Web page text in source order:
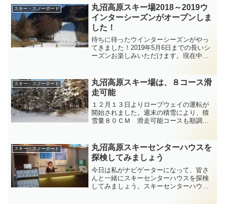
スキー・スノーボード
丸沼高原スキー場2018～2019ウ
インターシーズンがオープンしま
した！
待ちに待ったウインターシーズンがやっ
てきました！2019年5月6日までの長いシ
ーズンお楽しみいただけます。現在中央
す。バイオレットコースが滑走可能とな
っております。只今...
スキー・スノーボード
丸沼高原スキー場は、８コース滑
走可能
１２月１３日よりロープウェイの運転が
開始されました。週末の積雪により、積
雪量８０ＣＭ 滑走可能コースも順調に
ット、イエロー、ブルーコースが滑れる
ようになりました。カレン...
スキー・スノーボード
丸沼高原スキーセンターハウスを
探検してみましょう
今日は私がナビゲーターになって、皆さ
んと一緒にスキーセンターハウスを探検
してみましょう。スキーセンターハウス